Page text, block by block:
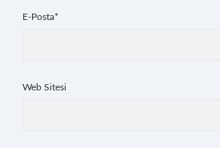
E-Posta*
Web Sitesi